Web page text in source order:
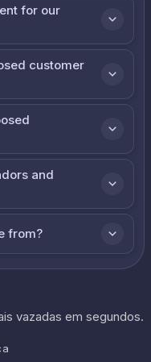
for our
customer
and
from?
vazadas em segundos.